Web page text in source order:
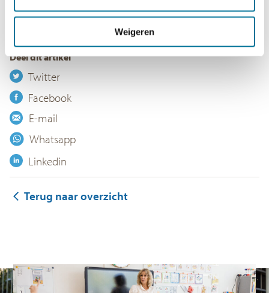
Weigeren
bekeken.
Wat was het toch leuk!
Deel dit artikel
Twitter
Facebook
E-mail
Whatsapp
Linkedin
Terug naar overzicht